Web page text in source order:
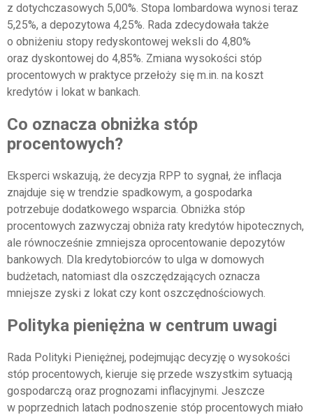
z dotychczasowych 5,00%. Stopa lombardowa wynosi teraz
5,25%, a depozytowa 4,25%. Rada zdecydowała także
o obniżeniu stopy redyskontowej weksli do 4,80%
oraz dyskontowej do 4,85%. Zmiana wysokości stóp
procentowych w praktyce przełoży się m.in. na koszt
kredytów i lokat w bankach.
Co oznacza obniżka stóp
procentowych?
Eksperci wskazują, że decyzja RPP to sygnał, że inflacja
znajduje się w trendzie spadkowym, a gospodarka
potrzebuje dodatkowego wsparcia. Obniżka stóp
procentowych zazwyczaj obniża raty kredytów hipotecznych,
ale równocześnie zmniejsza oprocentowanie depozytów
bankowych. Dla kredytobiorców to ulga w domowych
budżetach, natomiast dla oszczędzających oznacza
mniejsze zyski z lokat czy kont oszczędnościowych.
Polityka pieniężna w centrum uwagi
Rada Polityki Pieniężnej, podejmując decyzję o wysokości
stóp procentowych, kieruje się przede wszystkim sytuacją
gospodarczą oraz prognozami inflacyjnymi. Jeszcze
w poprzednich latach podnoszenie stóp procentowych miało